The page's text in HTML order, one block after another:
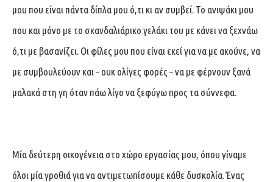
μου που είναι πάντα δίπλα μου ό,τι κι αν συμβεί. Το ανιψάκι μου
που και μόνο με το σκανδαλιάρικο γελάκι του με κάνει να ξεχνάω
ό,τι με βασανίζει. Οι φίλες μου που είναι εκεί για να με ακούνε, να
με συμβουλεύουν και – ουκ ολίγες φορές – να με φέρνουν ξανά
μαλακά στη γη όταν πάω λίγο να ξεφύγω προς τα σύννεφα.
Μία δεύτερη οικογένεια στο χώρο εργασίας μου, όπου γίναμε
όλοι μία γροθιά για να αντιμετωπίσουμε κάθε δυσκολία. Ένας